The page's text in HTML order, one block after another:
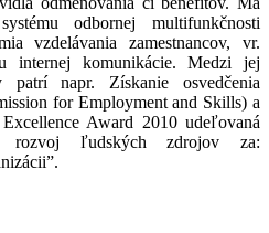
odbornej multifunkčnosti
vzdelávania zamestnancov, vr.
internej komunikácie. Medzi jej
patrí napr. Získanie osvedčenia
for Employment and Skills) a
Award 2010 udeľovaná
rozvoj ľudských zdrojov za: